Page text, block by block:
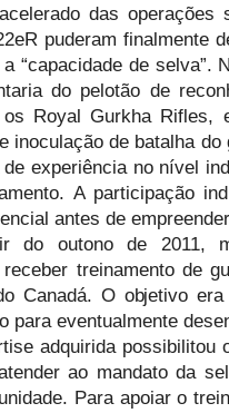
das operações
puderam finalmente
“capacidade de selva”.
do pelotão de
Royal Gurkha Rifles,
inoculação de batalha
experiência no nível
A participação
antes de
do outono de 2011,
treinamento de
Canadá. O objetivo
para eventualmente
adquirida possibilitou
ao mandato da
Para apoiar o